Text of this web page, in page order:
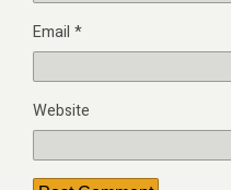
Email *
Website